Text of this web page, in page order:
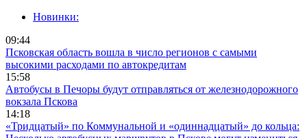
Новинки:
09:44
Псковская область вошла в число регионов с самыми
высокими расходами по автокредитам
15:58
Автобусы в Печоры будут отправляться от железнодорожного
вокзала Пскова
14:18
«Тридцатый» по Коммунальной и «одиннадцатый» до кольца: